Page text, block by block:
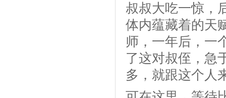
叔叔大吃一惊，
体内蕴藏着的天
师，一年后，一
了这对叔侄，急
多，就跟这个人